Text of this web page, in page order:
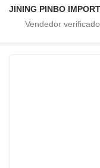
JINING PINBO